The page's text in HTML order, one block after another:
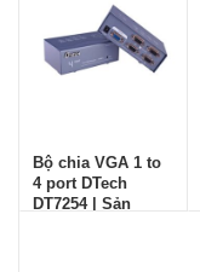
Bộ chia VGA 1 to
4 port DTech
DT7254 | Sản